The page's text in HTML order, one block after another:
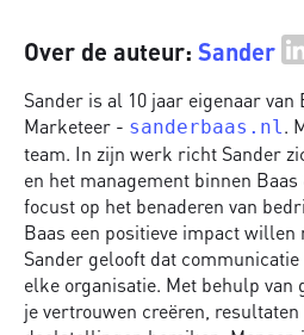
Over de auteur: Sander
Sander is al 10 jaar eigenaar van
Marketeer - sanderbaas.nl .
team. In zijn werk richt Sander
en het management binnen
focust op het benaderen van
Baas een positieve impact willen
Sander gelooft dat
elke organisatie. Met behulp van
je vertrouwen creëren,